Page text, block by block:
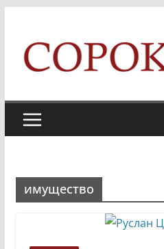
content
имущество